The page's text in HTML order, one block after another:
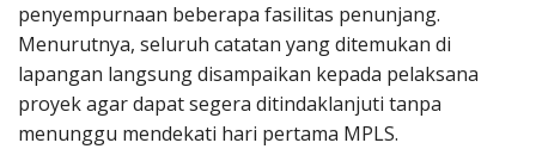
penyempurnaan beberapa fasilitas penunjang.
Menurutnya, seluruh catatan yang ditemukan di
lapangan langsung disampaikan kepada pelaksana
proyek agar dapat segera ditindaklanjuti tanpa
menunggu mendekati hari pertama MPLS.